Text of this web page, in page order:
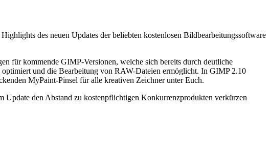
des neuen Updates der beliebten kostenlosen Bildbearbeitungssoftware
für kommende GIMP-Versionen, welche sich bereits durch deutliche
und die Bearbeitung von RAW-Dateien ermöglicht. In GIMP 2.10
MyPaint-Pinsel für alle kreativen Zeichner unter Euch.
Update den Abstand zu kostenpflichtigen Konkurrenzprodukten verkürzen